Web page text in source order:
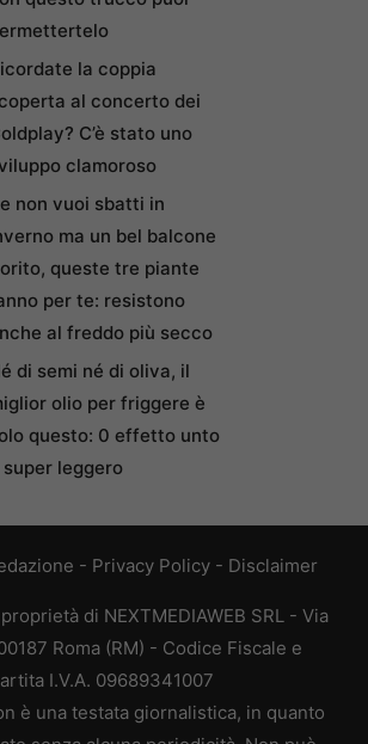
la coppia
al concerto dei
C’è stato uno
clamoroso
non vuoi sbatti in
ma un bel balcone
queste tre piante
per te: resistono
al freddo più secco
di semi né di oliva, il
olio per friggere è
questo: 0 effetto unto
super leggero
- Privacy Policy - Disclaimer
di NEXTMEDIAWEB SRL - Via
Roma (RM) - Codice Fiscale e
I.V.A. 09689341007
è una testata giornalistica, in quanto